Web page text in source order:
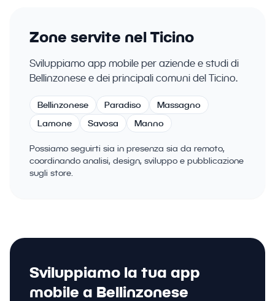
Zone servite nel Ticino
Sviluppiamo app mobile per aziende e studi di
Bellinzonese e dei principali comuni del Ticino.
Bellinzonese Paradiso
Massagno
Lamone
Savosa Manno
Possiamo seguirti sia in presenza sia da remoto,
coordinando analisi, design, sviluppo e pubblicazione
sugli store.
Sviluppiamo la tua app
mobile a Bellinzonese